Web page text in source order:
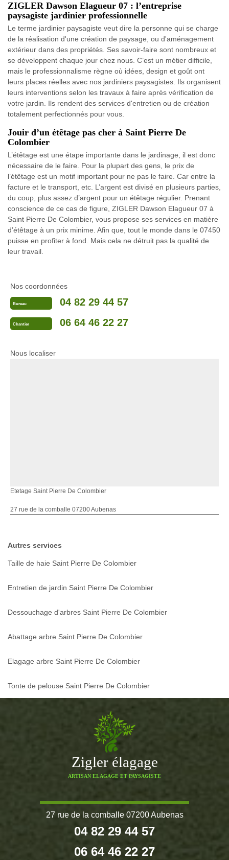
ZIGLER Dawson Elagueur 07 : l’entreprise
paysagiste jardinier professionnelle
Le terme jardinier paysagiste veut dire la personne qui se charge
de la réalisation d'une création de paysage, ou d'aménagement
extérieur dans des propriétés. Ses savoir-faire sont nombreux et
se développent chaque jour chez nous. C’est un métier difficile,
mais le professionnalisme règne où idées, design et goût ont
leurs places réelles avec nos jardiniers paysagistes. Ils organisent
leurs interventions selon les travaux à faire après vérification de
votre jardin. Ils rendent des services d'entretien ou de création
totalement perfectionnés pour vous.
Jouir d’un étêtage pas cher à Saint Pierre De
Colombier
L’étêtage est une étape importante dans le jardinage, il est donc
nécessaire de le faire. Pour la plupart des gens, le prix de
l’étêtage est un motif important pour ne pas le faire. Car entre la
facture et le transport, etc. L’argent est divisé en plusieurs parties,
du coup, plus assez d’argent pour un étêtage régulier. Prenant
conscience de ce cas de figure, ZIGLER Dawson Elagueur 07 à
Saint Pierre De Colombier, vous propose ses services en matière
d’étêtage à un prix minime. Afin que, tout le monde dans le 07450
puisse en profiter à fond. Mais cela ne détruit pas la qualité de
leur travail.
Nos coordonnées
Bureau 04 82 29 44 57
Chantier 06 64 46 22 27
Nous localiser
Etetage Saint Pierre De Colombier
27 rue de la comballe 07200 Aubenas
Autres services
Taille de haie Saint Pierre De Colombier
Entretien de jardin Saint Pierre De Colombier
Dessouchage d'arbres Saint Pierre De Colombier
Abattage arbre Saint Pierre De Colombier
Elagage arbre Saint Pierre De Colombier
Tonte de pelouse Saint Pierre De Colombier
Zigler élagage
ARTISAN ELAGAGE ET PAYSAGISTE
27 rue de la comballe 07200 Aubenas
04 82 29 44 57
06 64 46 22 27